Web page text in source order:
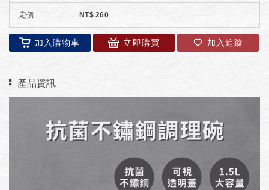
定價 NT$ 260
加入購物車 立即購買 加入追蹤
產品資訊